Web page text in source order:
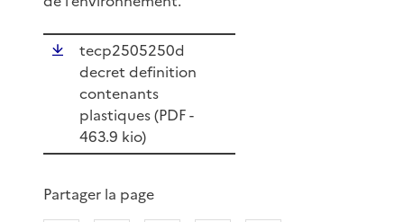
tecp2505250d
decret definition
contenants
plastiques (PDF-
463.9 kio)
Partager la page